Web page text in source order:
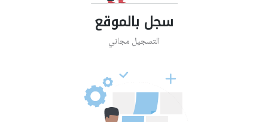
سجل بالموقع
التسجيل مجاني